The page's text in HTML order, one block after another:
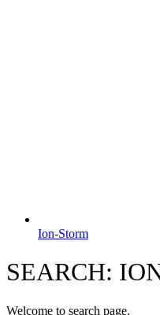
Ion-Storm
SEARCH:
Welcome to search page.